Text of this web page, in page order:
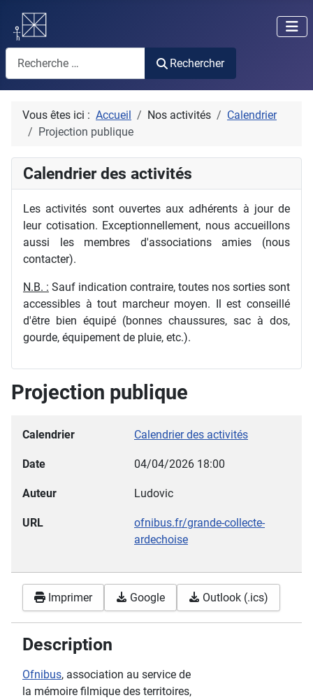
Rechercher
Rechercher
Vous êtes ici : Accueil Nos activités
Calendrier
Projection publique
Calendrier des activités
Les activités sont ouvertes aux adhérents à jour de
leur cotisation. Exceptionnellement, nous accueillons
aussi les membres d'associations amies (nous
contacter).
N.B. : Sauf indication contraire, toutes nos sorties sont
accessibles à tout marcheur moyen. Il est conseillé
d'être bien équipé (bonnes chaussures, sac à dos,
gourde, équipement de pluie, etc.).
Projection publique
Calendrier Calendrier des activités
Date 04/04/2026 18:00
Auteur Ludovic
URL
ofnibus.fr/grande-collecte-
ardechoise
Imprimer Google Outlook (.ics)
Description
Ofnibus, association au service de
la mémoire filmique des territoires,